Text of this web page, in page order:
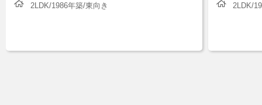
2LDK/1986年築/東向き
2LDK/